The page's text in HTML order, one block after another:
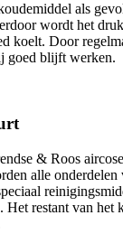
als
wordt het
koelt. Door
goed blijft werken.
& Roos
alle
Het restant van